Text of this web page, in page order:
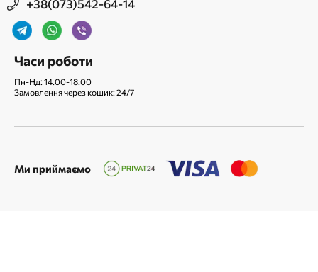
+38(073)542-64-14
Часи роботи
Пн-Нд: 14.00-18.00
Замовлення через кошик: 24/7
Ми приймаємо